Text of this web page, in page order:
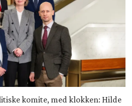
komite, med klokken: Hilde